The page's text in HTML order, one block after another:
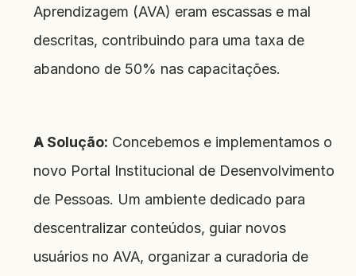
Aprendizagem (AVA) eram escassas e mal
descritas, contribuindo para uma taxa de
abandono de 50% nas capacitações.
A Solução: Concebemos e implementamos o
novo Portal Institucional de Desenvolvimento
de Pessoas. Um ambiente dedicado para
descentralizar conteúdos, guiar novos
usuários no AVA, organizar a curadoria de